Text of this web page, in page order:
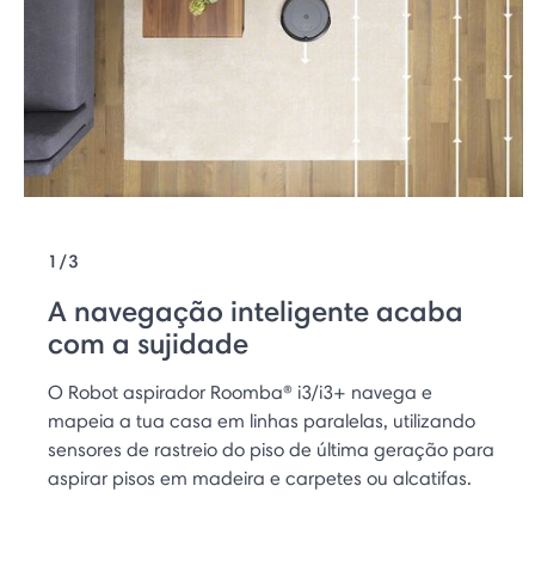
1/3
A navegação inteligente acaba
com a sujidade
O Robot aspirador Roomba® i3/i3+ navega e
mapeia a tua casa em linhas paralelas, utilizando
sensores de rastreio do piso de última geração para
aspirar pisos em madeira e carpetes ou alcatifas.